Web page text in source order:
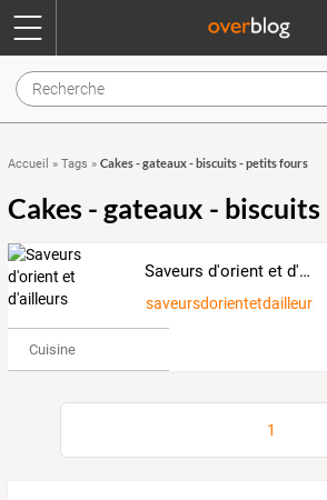
Accueil » Tags » Cakes - gateaux - biscuits - petits fours
Cakes - gateaux -
Saveurs d'orient et d'ailleurs
saveursdorientetdailleurs
Cuisine
1